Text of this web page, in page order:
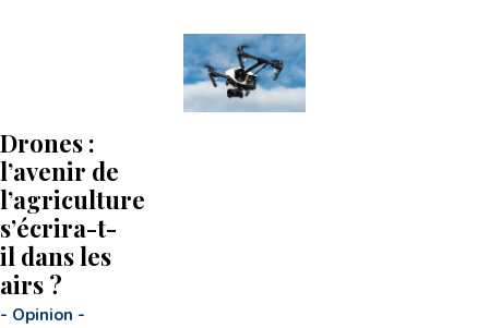
Drones :
l’avenir de
l’agriculture
s’écrira-t-
il dans les
airs ?
- Opinion -